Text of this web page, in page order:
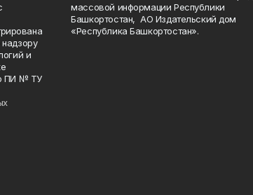
и
ПИ № ТУ
массовой информации Республики
Башкортостан, АО Издательский дом
«Республика Башкортостан».